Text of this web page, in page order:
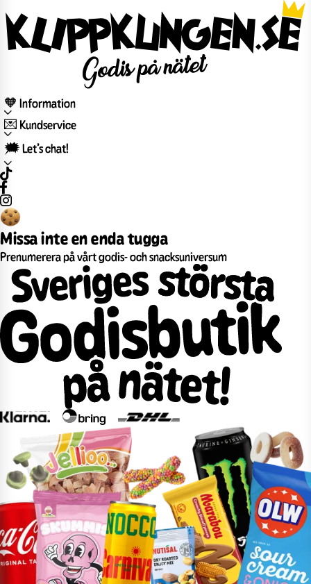
🧡 Information
💌 Kundservice
🗯️ Let’s chat!
Missa inte en enda tugga
Prenumerera på vårt godis- och snacksuniversum